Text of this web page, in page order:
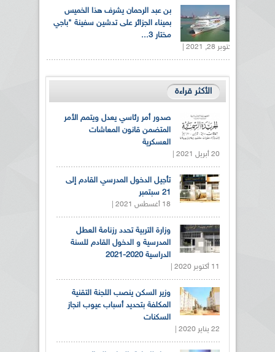
بن عبد الرحمان يشرف هذا الخميس
بميناء الجزائر على تدشين سفينة "باجي
مختار 3...
أكتوبر 28, 2021 |
الأكثر قراءة
صدور أمر رئاسي يعدل ويتمم الأمر
المتضمن قانون المعاشات
العسكرية
20 أبريل 2021 |
تأجيل الدخول المدرسي القادم إلى
21 سبتمبر
18 أغسطس 2021 |
وزارة التربية تحدد رزنامة العطل
المدرسية و الدخول القادم للسنة
الدراسية 2020-2021
11 أكتوبر 2020 |
وزير السكن ينصب اللجنة التقنية
المكلفة بتحديد أسباب عيوب انجاز
السكنات
22 يناير 2020 |